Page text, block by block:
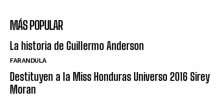
MÁS POPULAR
La historia de Guillermo Anderson
FARANDULA
Destituyen a la Miss Honduras Universo 2016 Sirey
Moran